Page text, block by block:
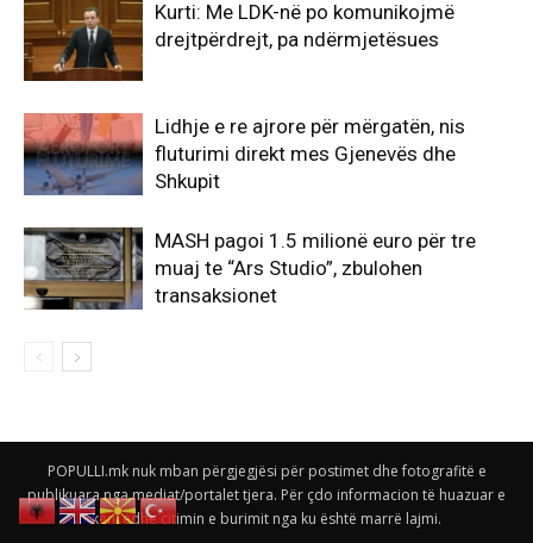
Kurti: Me LDK-në po komunikojmë
drejtpërdrejt, pa ndërmjetësues
Lidhje e re ajrore për mërgatën, nis
fluturimi direkt mes Gjenevës dhe
Shkupit
MASH pagoi 1.5 milionë euro për tre
muaj te “Ars Studio”, zbulohen
transaksionet
POPULLI.mk nuk mban përgjegjësi për postimet dhe fotografitë e
publikuara nga mediat/portalet tjera. Për çdo informacion të huazuar e
keni edhe citimin e burimit nga ku është marrë lajmi.